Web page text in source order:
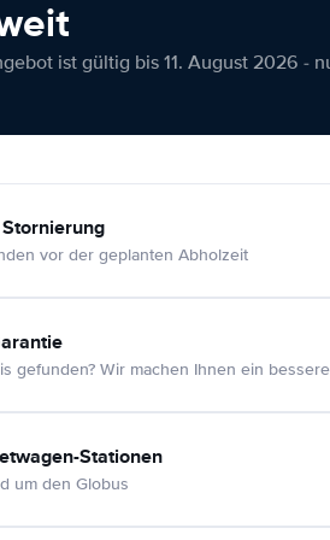
ist gültig bis 11. August 2026 -
Stornierung
vor der geplanten Abholzeit
gefunden? Wir machen Ihnen ein
Stationen
um den Globus